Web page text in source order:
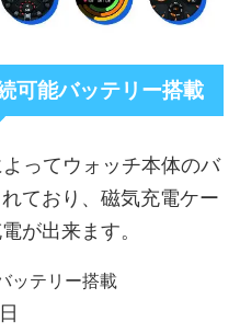
可能バッテリー搭載
ってウォッチ本体のバ
ており、磁気充電ケー
が出来ます。
ッテリー搭載